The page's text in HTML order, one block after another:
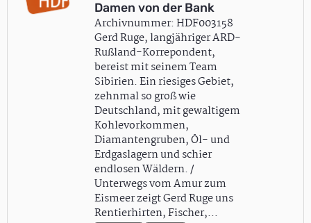
Damen von der Bank
Archivnummer: HDF003158
Gerd Ruge, langjähriger ARD-
Rußland-Korrepondent,
bereist mit seinem Team
Sibirien. Ein riesiges Gebiet,
zehnmal so groß wie
Deutschland, mit gewaltigem
Kohlevorkommen,
Diamantengruben, Öl- und
Erdgaslagern und schier
endlosen Wäldern. /
Unterwegs vom Amur zum
Eismeer zeigt Gerd Ruge uns
Rentierhirten, Fischer,…